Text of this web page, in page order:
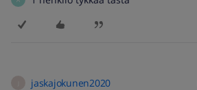
jaskajokunen2020